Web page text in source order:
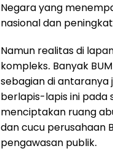
Negara yang
nasional dan
Namun realitas di
kompleks. Banyak
sebagian di
berlapis-lapis ini pada
menciptakan ruang
dan cucu perusahaan
pengawasan publik.